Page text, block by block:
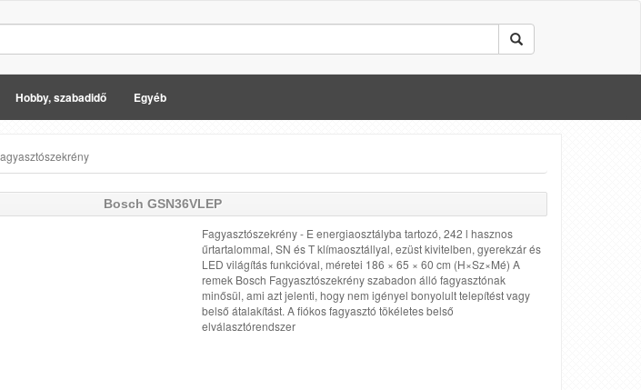
Hobby, szabadidő Egyéb
Bosch GSN36VLEP
Fagyasztószekrény - E energiaosztályba tartozó, 242 l hasznos
űrtartalommal, SN és T klímaosztállyal, ezüst kivitelben, gyerekzár és
LED világítás funkcióval, méretei 186 × 65 × 60 cm (H×Sz×Mé) A
remek Bosch Fagyasztószekrény szabadon álló fagyasztónak
minősül, ami azt jelenti, hogy nem igényel bonyolult telepítést vagy
belső átalakítást. A fiókos fagyasztó tökéletes belső
elválasztórendszer